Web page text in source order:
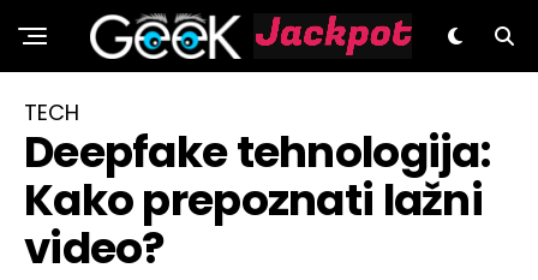
GeeK.hr
TECH
Deepfake tehnologija:
Kako prepoznati lažni
video?